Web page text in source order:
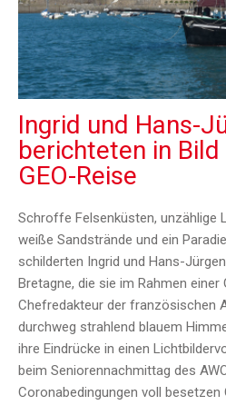
Ingrid und Hans-
berichteten in
GEO-Reise
Schroffe Felsenküsten, unzählige
weiße Sandstrände und ein
schilderten Ingrid und Hans-
Bretagne, die sie im Rahmen einer
Chefredakteur der französischen
durchweg strahlend blauem
ihre Eindrücke in einen
beim Seniorennachmittag des
Coronabedingungen voll